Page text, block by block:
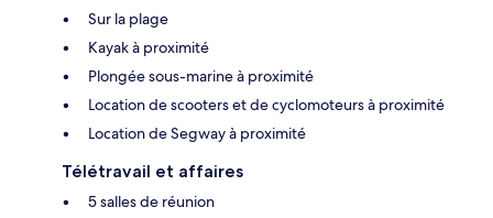
Sur la plage
Kayak à proximité
Plongée sous-marine à proximité
Location de scooters et de cyclomoteurs à proximité
Location de Segway à proximité
Télétravail et affaires
5 salles de réunion